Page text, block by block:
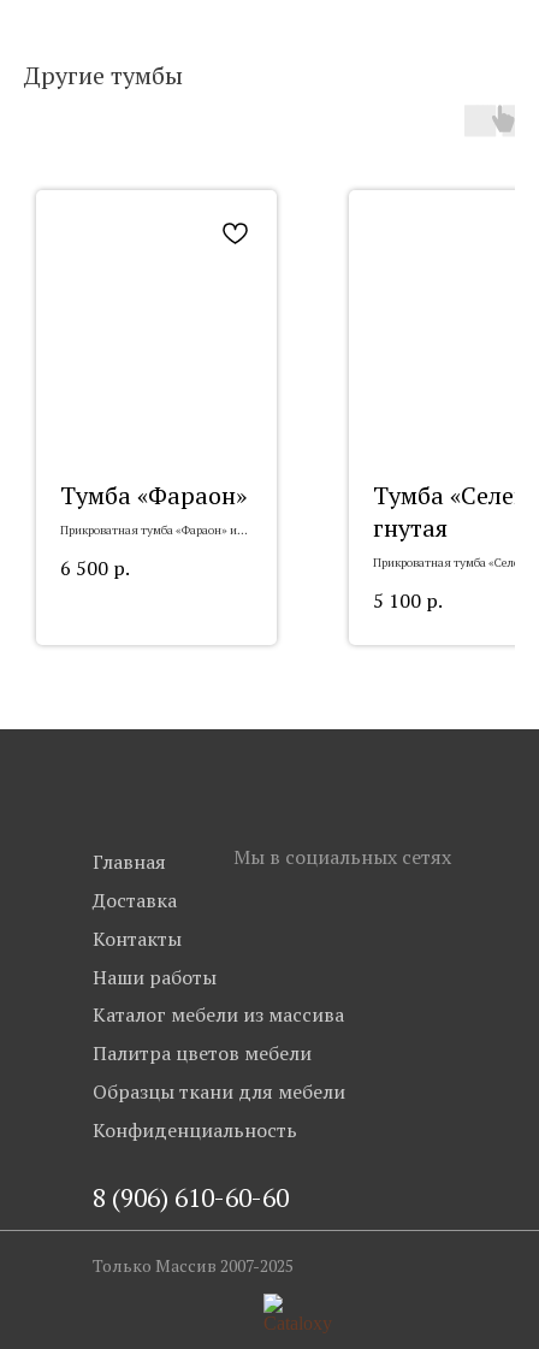
Другие тумбы
Тумба «Фараон»
Прикроватная тумба «Фараон» из
6 500 р.
Тумба
гнутая
Прикроватная тумба «Селена»
5 100 р.
8 (906) 610-60-60
Главная
Доставка
Контакты
Наши работы
Каталог мебели из массива
Палитра цветов мебели
Образцы ткани для мебели
Конфиденциальность
Мы в социальных сетях
Только Массив 2007-2025